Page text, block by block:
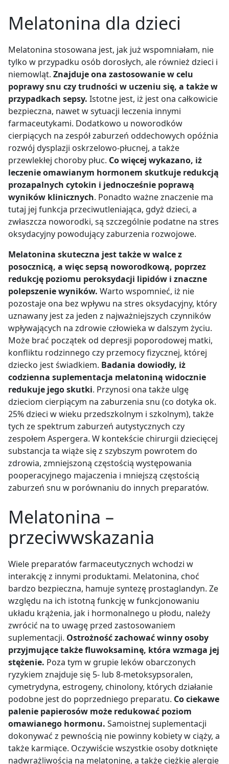
Melatonina dla dzieci
Melatonina stosowana jest, jak już wspomniałam, nie
tylko w przypadku osób dorosłych, ale również dzieci i
niemowląt. Znajduje ona zastosowanie w celu
poprawy snu czy trudności w uczeniu się, a także w
przypadkach sepsy. Istotne jest, iż jest ona całkowicie
bezpieczna, nawet w sytuacji leczenia innymi
farmaceutykami. Dodatkowo u noworodków
cierpiących na zespół zaburzeń oddechowych opóźnia
rozwój dysplazji oskrzelowo-płucnej, a także
przewlekłej choroby płuc. Co więcej wykazano, iż
leczenie omawianym hormonem skutkuje redukcją
prozapalnych cytokin i jednocześnie poprawą
wyników klinicznych. Ponadto ważne znaczenie ma
tutaj jej funkcja przeciwutleniająca, gdyż dzieci, a
zwłaszcza noworodki, są szczególnie podatne na stres
oksydacyjny powodujący zaburzenia rozwojowe.
Melatonina skuteczna jest także w walce z
posocznicą, a więc sepsą noworodkową, poprzez
redukcję poziomu peroksydacji lipidów i znaczne
polepszenie wyników. Warto wspomnieć, iż nie
pozostaje ona bez wpływu na stres oksydacyjny, który
uznawany jest za jeden z najważniejszych czynników
wpływających na zdrowie człowieka w dalszym życiu.
Może brać początek od depresji poporodowej matki,
konfliktu rodzinnego czy przemocy fizycznej, której
dziecko jest świadkiem. Badania dowiodły, iż
codzienna suplementacja melatoniną widocznie
redukuje jego skutki. Przynosi ona także ulgę
dzieciom cierpiącym na zaburzenia snu (co dotyka ok.
25% dzieci w wieku przedszkolnym i szkolnym), także
tych ze spektrum zaburzeń autystycznych czy
zespołem Aspergera. W kontekście chirurgii dziecięcej
substancja ta wiąże się z szybszym powrotem do
zdrowia, zmniejszoną częstością występowania
pooperacyjnego majaczenia i mniejszą częstością
zaburzeń snu w porównaniu do innych preparatów.
Melatonina –
przeciwwskazania
Wiele preparatów farmaceutycznych wchodzi w
interakcję z innymi produktami. Melatonina, choć
bardzo bezpieczna, hamuje syntezę prostaglandyn. Ze
względu na ich istotną funkcję w funkcjonowaniu
układu krążenia, jak i hormonalnego u płodu, należy
zwrócić na to uwagę przed zastosowaniem
suplementacji. Ostrożność zachować winny osoby
przyjmujące także fluwoksaminę, która wzmaga jej
stężenie. Poza tym w grupie leków obarczonych
ryzykiem znajduje się 5- lub 8-metoksypsoralen,
cymetrydyna, estrogeny, chinolony, których działanie
podobne jest do poprzedniego preparatu. Co ciekawe
palenie papierosów może redukować poziom
omawianego hormonu. Samoistnej suplementacji
dokonywać z pewnością nie powinny kobiety w ciąży, a
także karmiące. Oczywiście wszystkie osoby dotknięte
nadwrażliwością na melatoninę, a także ciężkie alergie